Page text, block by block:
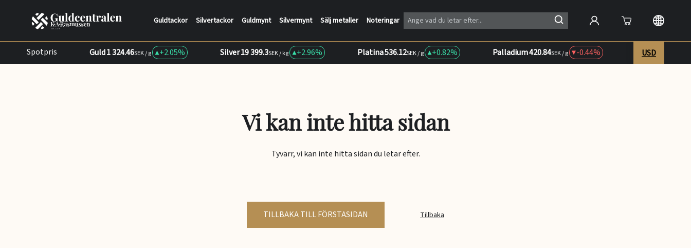
Guldtackor Silvertackor Guldmynt Silvermynt Sälj metaller Noteringar
Spotpris Guld1 324.46SEK / g +2.05% Silver19 399.3SEK / kg +2.96% Platina536.12SEK / g +0.82% Palladium420.84SEK / g -0.44% USD
Vi kan inte hitta sidan
Tyvärr, vi kan inte hitta sidan du letar efter.
TILLBAKA TILL FÖRSTASIDAN Tillbaka